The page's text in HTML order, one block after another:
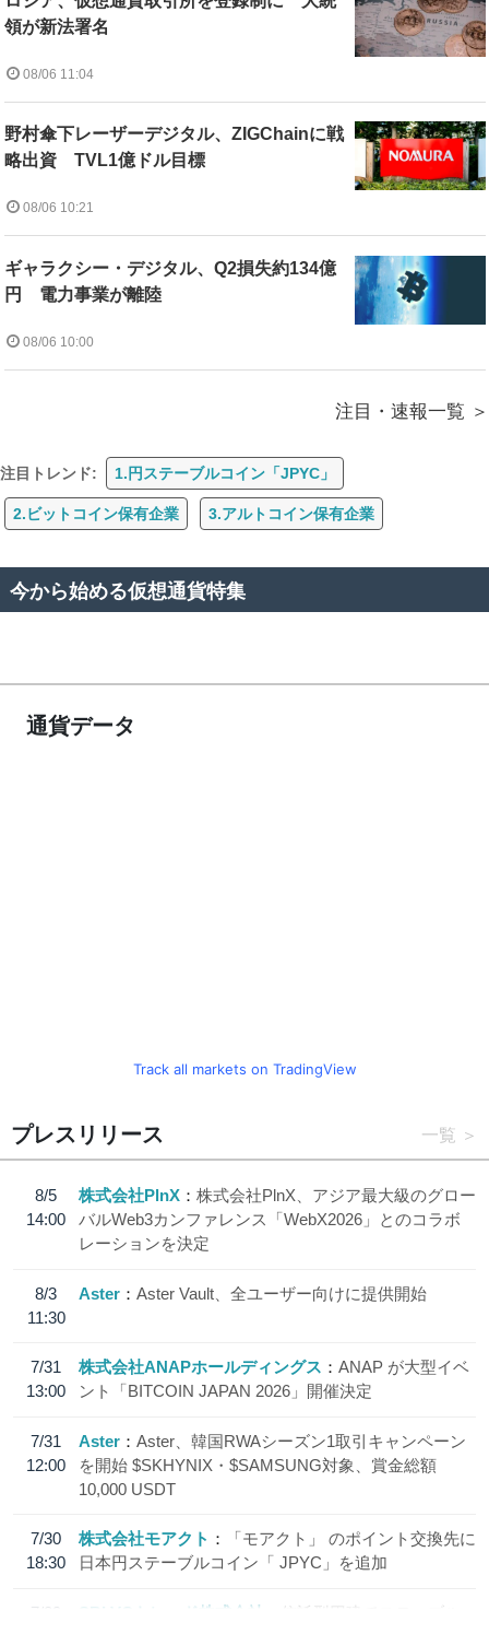
領が新法署名
08/06 11:04
野村傘下レーザーデジタル、ZIGChainに戦
略出資 TVL1億ドル目標
08/06 10:21
ギャラクシー・デジタル、Q2損失約134億
円 電力事業が離陸
08/06 10:00
注目・速報一覧
注目トレンド: 1.円ステーブルコイン「JPYC」
2.ビットコイン保有企業 3.アルトコイン保有企業
今から始める仮想通貨特集
通貨データ
Track all markets on TradingView
プレスリリース 一覧
8/5
14:00
株式会社PlnX
株式会社PlnX、アジア最大級のグロー
バルWeb3カンファレンス「WebX2026」とのコラボ
レーションを決定
8/3
11:30
Aster Aster Vault、全ユーザー向けに提供開始
7/31
13:00
株式会社ANAPホールディングス
ANAP が大型イベ
ント「BITCOIN JAPAN 2026」開催決定
7/31
12:00
Aster
Aster、韓国RWAシーズン1取引キャンペーン
を開始 $SKHYNIX・$SAMSUNG対象、賞金総額
10,000 USDT
7/30
18:30
株式会社モアクト
「モアクト」 のポイント交換先に
日本円ステーブルコイン「 JPYC」を追加
7/29
SBI VCトレード株式会社
信託型円建てステーブル